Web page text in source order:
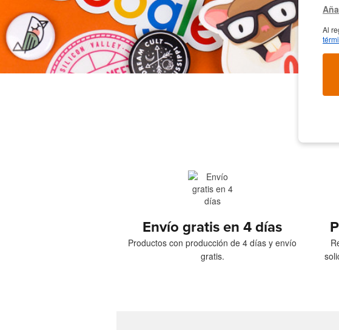
Al
Envío gratis en 4 días
Productos con producción de 4 días y envío
gratis.